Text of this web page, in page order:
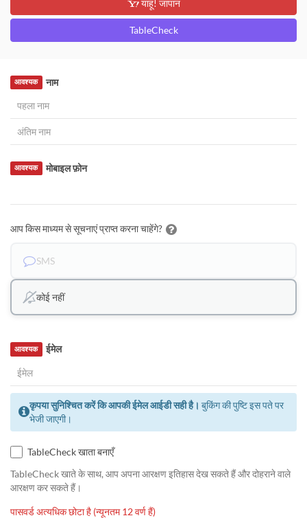
याहू! जापान
TableCheck
नाम
आवश्यक
मोबाइल फ़ोन
आवश्यक
आप किस माध्यम से सूचनाएं प्राप्त करना चाहेंगे?
SMS
कोई नहीं
ईमेल
आवश्यक
कृपया सुनिश्चित करें कि आपकी ईमेल आईडी सही है। बुकिंग की पुष्टि इस पते पर
भेजी जाएगी।
TableCheck खाता बनाएँ
TableCheck खाते के साथ, आप अपना आरक्षण इतिहास देख सकते हैं और दोहराने वाले
आरक्षण कर सकते हैं।
पासवर्ड अत्यधिक छोटा है (न्यूनतम 12 वर्ण हैं)